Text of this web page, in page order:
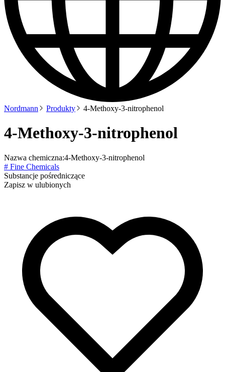
Nordmann Produkty 4-Methoxy-3-nitrophenol
4-Methoxy-3-nitrophenol
Nazwa chemiczna:4-Methoxy-3-nitrophenol
# Fine Chemicals
Substancje pośredniczące
Zapisz w ulubionych